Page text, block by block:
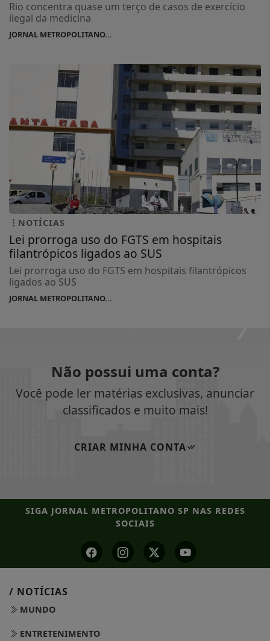
Rio concentra quase um terço de casos de exercício
ilegal da medicina
JORNAL METROPOLITANO...
NOTÍCIAS
Lei prorroga uso do FGTS em hospitais
filantrópicos ligados ao SUS
Lei prorroga uso do FGTS em hospitais filantrópicos
ligados ao SUS
JORNAL METROPOLITANO...
Não possui uma conta?
Você pode ler matérias exclusivas, anunciar
classificados e muito mais!
CRIAR MINHA CONTA
SIGA JORNAL METROPOLITANO SP NAS REDES
SOCIAIS
/ NOTÍCIAS
MUNDO
ENTRETENIMENTO